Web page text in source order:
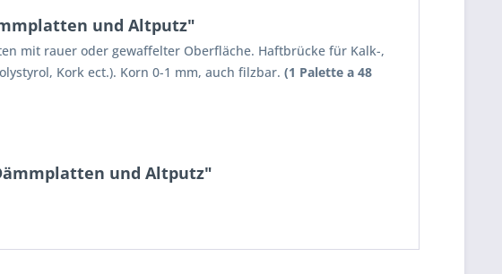
und Altputz"
mit rauer oder gewaffelter Oberfläche. Haftbrücke für Kalk-,
Kork ect.). Korn 0-1 mm, auch filzbar. (1 Palette a 48
und Altputz"